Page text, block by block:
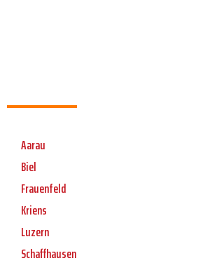
Aarau
Biel
Frauenfeld
Kriens
Luzern
Schaffhausen